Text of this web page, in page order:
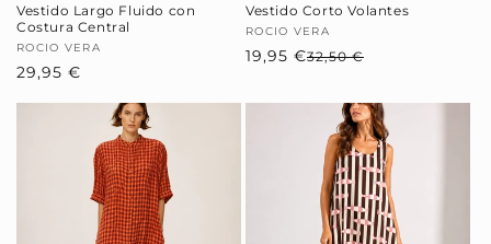
Vestido Largo Fluido con
Costura Central
Proveedor:
ROCIO VERA
Precio
29,95 €
Vestido Corto Volantes
Proveedor:
ROCIO VERA
32,50 €
oferta
19,95 €